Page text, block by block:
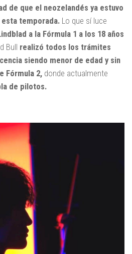
de que el neozelandés ya estuvo
temporada. Lo que sí luce
a la Fórmula 1 a los 18 años
Bull realizó todos los trámites
siendo menor de edad y sin
Fórmula 2, donde actualmente
de pilotos.